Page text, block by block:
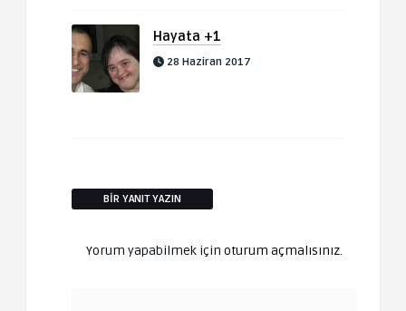
Hayata +1
28 Haziran 2017
BIR YANIT YAZIN
Yorum yapabilmek için oturum açmalısınız.